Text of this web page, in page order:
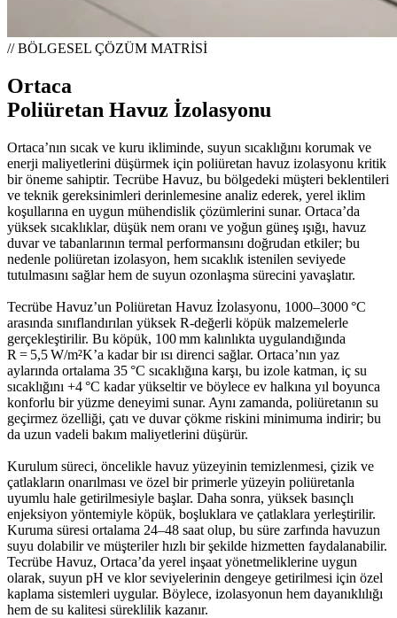
// BÖLGESEL ÇÖZÜM MATRİSİ
Ortaca
Poliüretan Havuz İzolasyonu
Ortaca’nın sıcak ve kuru ikliminde, suyun sıcaklığını korumak ve
enerji maliyetlerini düşürmek için poliüretan havuz izolasyonu kritik
bir öneme sahiptir. Tecrübe Havuz, bu bölgedeki müşteri beklentileri
ve teknik gereksinimleri derinlemesine analiz ederek, yerel iklim
koşullarına en uygun mühendislik çözümlerini sunar. Ortaca’da
yüksek sıcaklıklar, düşük nem oranı ve yoğun güneş ışığı, havuz
duvar ve tabanlarının termal performansını doğrudan etkiler; bu
nedenle poliüretan izolasyon, hem sıcaklık istenilen seviyede
tutulmasını sağlar hem de suyun ozonlaşma sürecini yavaşlatır.
Tecrübe Havuz’un Poliüretan Havuz İzolasyonu, 1000–3000 °C
arasında sınıflandırılan yüksek R‑değerli köpük malzemelerle
gerçekleştirilir. Bu köpük, 100 mm kalınlıkta uygulandığında
R = 5,5 W/m²K’a kadar bir ısı direnci sağlar. Ortaca’nın yaz
aylarında ortalama 35 °C sıcaklığına karşı, bu izole katman, iç su
sıcaklığını +4 °C kadar yükseltir ve böylece ev halkına yıl boyunca
konforlu bir yüzme deneyimi sunar. Aynı zamanda, poliüretanın su
geçirmez özelliği, çatı ve duvar çökme riskini minimuma indirir; bu
da uzun vadeli bakım maliyetlerini düşürür.
Kurulum süreci, öncelikle havuz yüzeyinin temizlenmesi, çizik ve
çatlakların onarılması ve özel bir primerle yüzeyin poliüretanla
uyumlu hale getirilmesiyle başlar. Daha sonra, yüksek basınçlı
enjeksiyon yöntemiyle köpük, boşluklara ve çatlaklara yerleştirilir.
Kuruma süresi ortalama 24–48 saat olup, bu süre zarfında havuzun
suyu dolabilir ve müşteriler hızlı bir şekilde hizmetten faydalanabilir.
Tecrübe Havuz, Ortaca’da yerel inşaat yönetmeliklerine uygun
olarak, suyun pH ve klor seviyelerinin dengeye getirilmesi için özel
kaplama sistemleri uygular. Böylece, izolasyonun hem dayanıklılığı
hem de su kalitesi süreklilik kazanır.